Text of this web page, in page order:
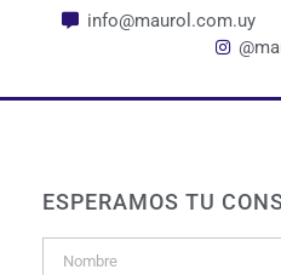
info@maurol.com.uy
ESPERAMOS TU